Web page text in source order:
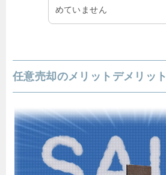
めていません
任意売却のメリットデメリット